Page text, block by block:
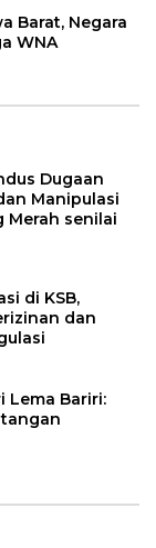
Barat, Negara
WNA
Dugaan
Manipulasi
Merah senilai
di KSB,
dan
Lema Bariri: